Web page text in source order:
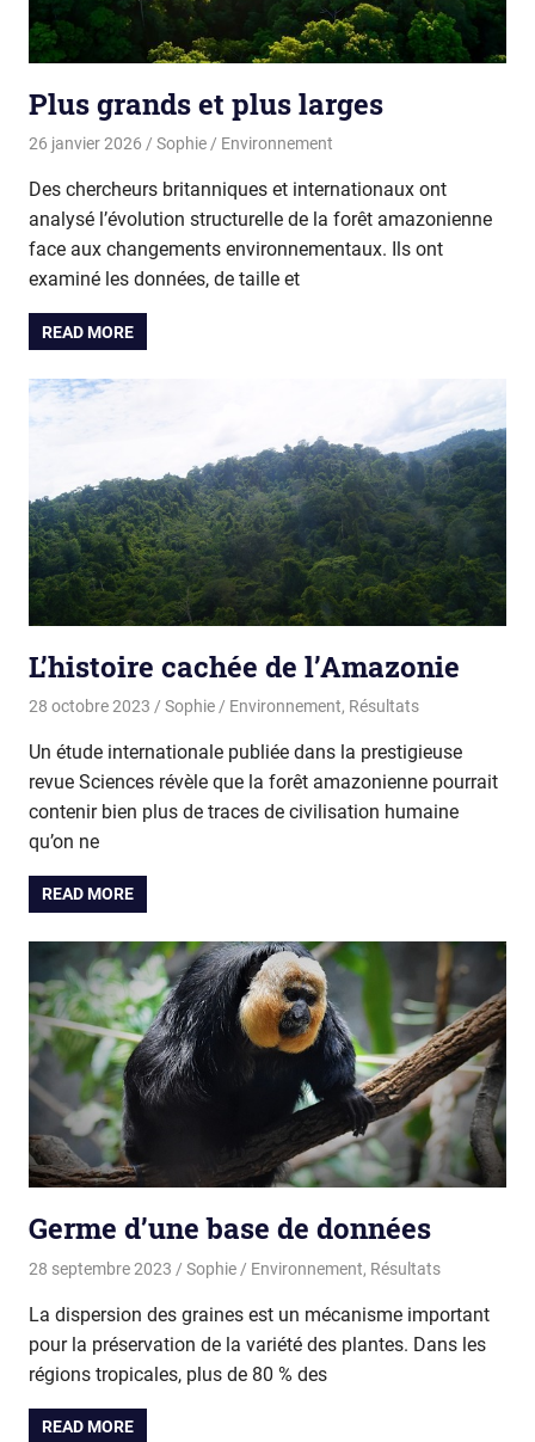
Plus grands et plus larges
26 janvier 2026 Sophie Environnement
Des chercheurs britanniques et internationaux ont
analysé l’évolution structurelle de la forêt amazonienne
face aux changements environnementaux. Ils ont
examiné les données, de taille et
READ MORE
L’histoire cachée de l’Amazonie
28 octobre 2023 Sophie Environnement, Résultats
Un étude internationale publiée dans la prestigieuse
revue Sciences révèle que la forêt amazonienne pourrait
contenir bien plus de traces de civilisation humaine
qu’on ne
READ MORE
Germe d’une base de données
28 septembre 2023 Sophie Environnement, Résultats
La dispersion des graines est un mécanisme important
pour la préservation de la variété des plantes. Dans les
régions tropicales, plus de 80 % des
READ MORE